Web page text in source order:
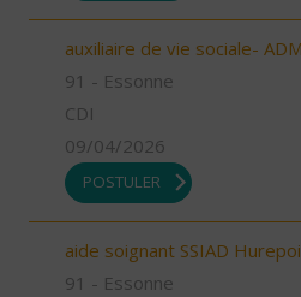
auxiliaire de vie sociale-
91 - Essonne
CDI
09/04/2026
POSTULER
aide soignant SSIAD
91 - Essonne